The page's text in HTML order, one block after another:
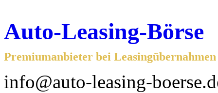
Auto-Leasing-Börse
Premiumanbieter bei
info@auto-leasing-